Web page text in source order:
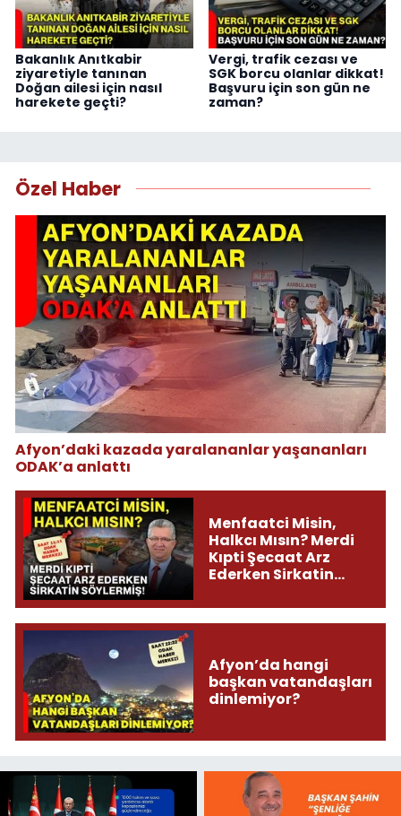
Bakanlık Anıtkabir
ziyaretiyle tanınan
Doğan ailesi için nasıl
harekete geçti?
Vergi, trafik cezası ve
SGK borcu olanlar dikkat!
Başvuru için son gün ne
zaman?
Özel Haber
Afyon’daki kazada yaralananlar yaşananları
ODAK’a anlattı
Menfaatci Misin,
Halkcı Mısın? Merdi
Kıpti Şecaat Arz
Ederken Sirkatin
Afyon’da hangi
başkan vatandaşları
dinlemiyor?